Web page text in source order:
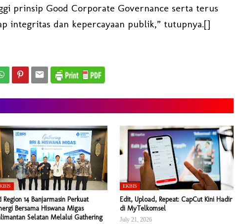
prinsip Good Corporate Governance serta terus
integritas dan kepercayaan publik,” tutupnya.[]
Region 14 Banjarmasin Perkuat
Bersama Hiswana Migas
Selatan Melalui Gathering
EKBIS
Edit, Upload, Repeat: CapCut Kini Hadir
di MyTelkomsel
July 21, 2026